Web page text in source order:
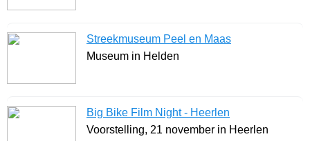
Streekmuseum Peel en Maas
Museum in Helden
Big Bike Film Night - Heerlen
Voorstelling, 21 november in Heerlen